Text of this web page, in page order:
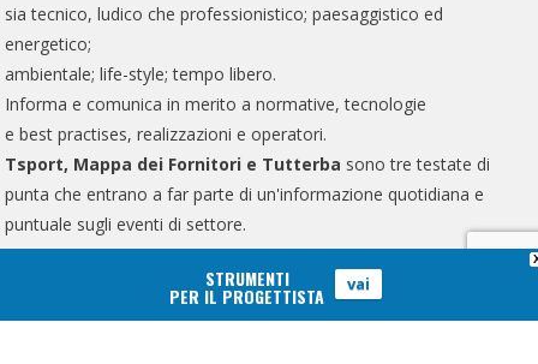
sia tecnico, ludico che professionistico; paesaggistico ed
energetico;
ambientale; life-style; tempo libero.
Informa e comunica in merito a normative, tecnologie
e best practises, realizzazioni e operatori.
Tsport, Mappa dei Fornitori e Tutterba sono tre testate di
punta che entrano a far parte di un'informazione quotidiana e
puntuale sugli eventi di settore.
Sport&Impianti è una testata quotidiana registrata presso il
Tribunale di Monza n.2/2022 Reg. Stampa e n.7019/2021 N.C..
STRUMENTI
PER IL PROGETTISTA vai